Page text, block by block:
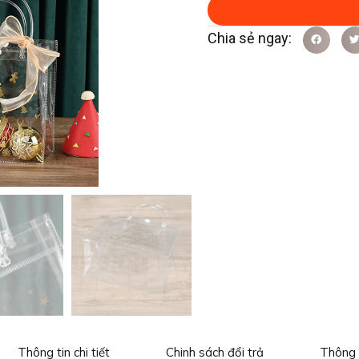
Thông tin chi tiết Chinh sách đổi trả Thông